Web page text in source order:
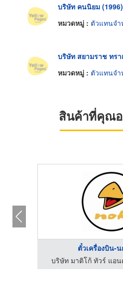
บริษัท คนนิยม
หมวดหมู่ : ตัวแทนจำ
บริษัท สยามราช ทรา
หมวดหมู่ : ตัวแทนจำ
สินค้าที่คุณ
ตั๋วเครื่องบิน-
บริษัท มาติโก้ ทัวร์ แอน